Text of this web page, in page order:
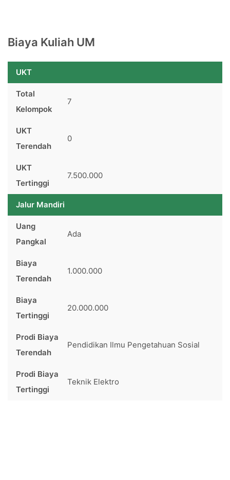
Biaya Kuliah UM
UKT
Total
Kelompok
7
UKT
Terendah
0
UKT
Tertinggi
7.500.000
Jalur Mandiri
Uang
Pangkal
Ada
Biaya
Terendah
1.000.000
Biaya
Tertinggi
20.000.000
Prodi Biaya
Terendah
Pendidikan Ilmu Pengetahuan Sosial
Prodi Biaya
Tertinggi
Teknik Elektro